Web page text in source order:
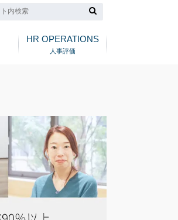
人事評価
HR OPERATIONS